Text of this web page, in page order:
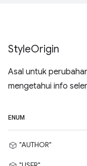
StyleOrigin
Asal untuk
mengetahui info
ENUM
"AUTHOR"